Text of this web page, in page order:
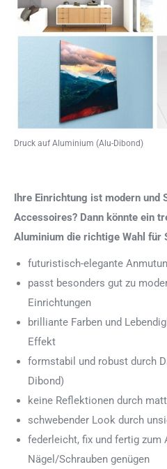
Druck auf Aluminium (Alu-Dibond)
Ihre Einrichtung ist modern und
Accessoires? Dann könnte ein
Aluminium die richtige Wahl für
futuristisch-elegante
passt besonders gut zu
Einrichtungen
brilliante Farben und
Effekt
formstabil und robust durch
Dibond)
keine Reflektionen durch
schwebender Look durch
federleicht, fix und fertig zum
Nägel/Schrauben genügen